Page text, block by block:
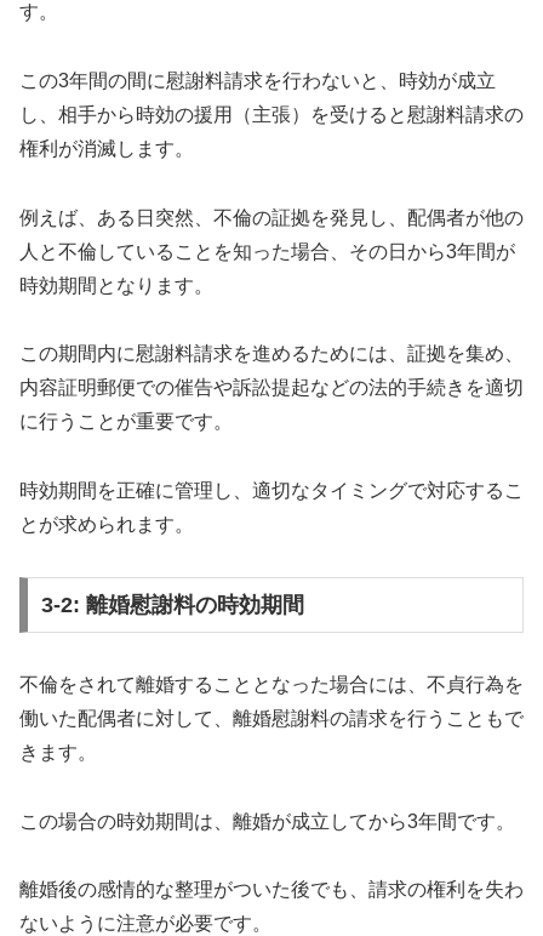
す。
この3年間の間に慰謝料請求を行わないと、時効が成立
し、相手から時効の援用（主張）を受けると慰謝料請求の
権利が消滅します。
例えば、ある日突然、不倫の証拠を発見し、配偶者が他の
人と不倫していることを知った場合、その日から3年間が
時効期間となります。
この期間内に慰謝料請求を進めるためには、証拠を集め、
内容証明郵便での催告や訴訟提起などの法的手続きを適切
に行うことが重要です。
時効期間を正確に管理し、適切なタイミングで対応するこ
とが求められます。
3-2: 離婚慰謝料の時効期間
不倫をされて離婚することとなった場合には、不貞行為を
働いた配偶者に対して、離婚慰謝料の請求を行うこともで
きます。
この場合の時効期間は、離婚が成立してから3年間です。
離婚後の感情的な整理がついた後でも、請求の権利を失わ
ないように注意が必要です。